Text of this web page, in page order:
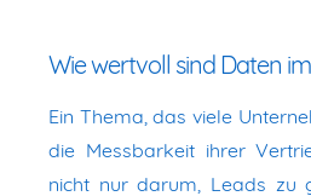
Wie wertvoll sind Daten
Ein Thema, das viele
die Messbarkeit ihrer
nicht nur darum, Leads zu